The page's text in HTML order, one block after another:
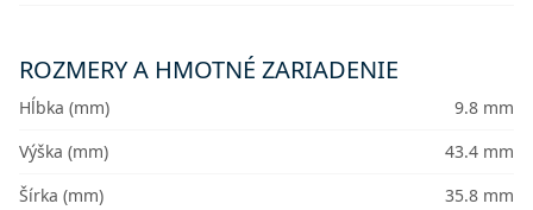
ROZMERY A HMOTNÉ ZARIADENIE
Hĺbka (mm)
9.8 mm
Výška (mm)
43.4 mm
Šírka (mm)
35.8 mm